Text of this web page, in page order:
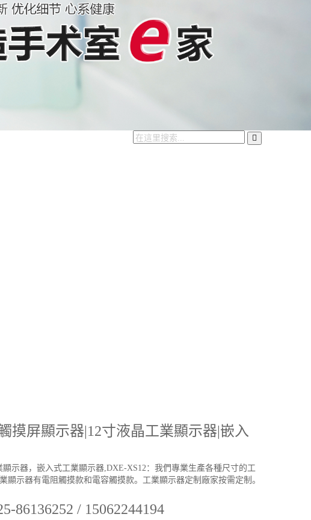
摸屏顯示器|12寸液晶工業顯示器|嵌入
示器，嵌入式工業顯示器,DXE-XS12：我們專業生產各種尺寸的工
示器有電阻觸摸款和電容觸摸款。工業顯示器定制廠家按需定制。
86136252 / 15062244194